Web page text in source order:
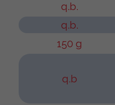
q.b.
q.b.
150 g
q.b